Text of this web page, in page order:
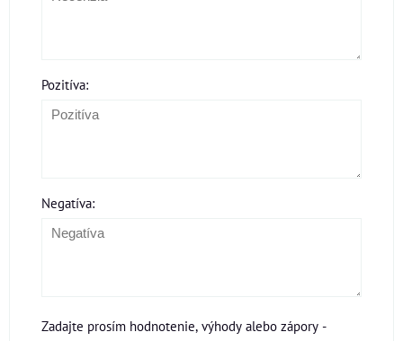
Pozitíva:
Negatíva:
Zadajte prosím hodnotenie, výhody alebo zápory -